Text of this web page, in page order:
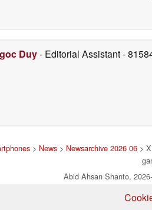
Duy- Editorial Assistant-
> News> Newsarchive 2026 06>
Abid Ahsan Shanto,